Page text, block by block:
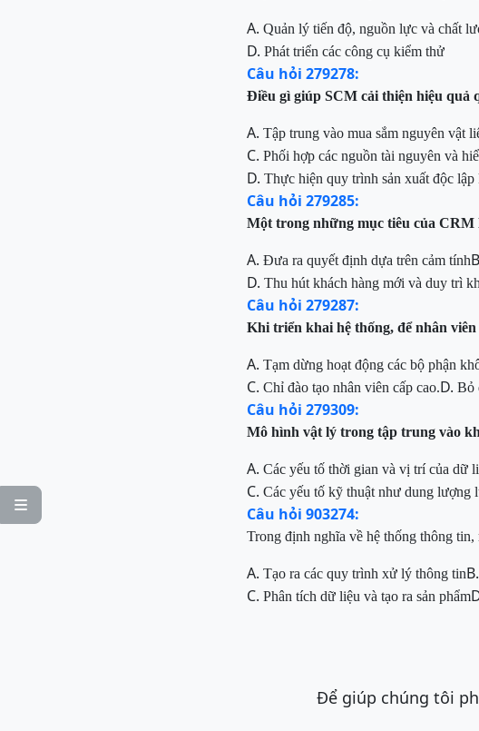

A. Quản lý tiến độ, nguồn lực và chất
D. Phát triển các công cụ kiểm thử
Câu hỏi 279278:
Điều gì giúp SCM cải thiện hiệu quả
A. Tập trung vào mua sắm nguyên vật
C. Phối hợp các nguồn tài nguyên và
D. Thực hiện quy trình sản xuất độc lập
Câu hỏi 279285:
Một trong những mục tiêu của CRM
A. Đưa ra quyết định dựa trên cảm tính
D. Thu hút khách hàng mới và duy trì
Câu hỏi 279287:
Khi triển khai hệ thống, để nhân
A. Tạm dừng hoạt động các bộ phận
C. Chỉ đào tạo nhân viên cấp cao.D. Bỏ
Câu hỏi 279309:
Mô hình vật lý trong tập trung vào
A. Các yếu tố thời gian và vị trí của dữ
C. Các yếu tố kỹ thuật như dung lượng
Câu hỏi 903274:
Trong định nghĩa về hệ thống thông tin,
A. Tạo ra các quy trình xử lý thông tinB.
C. Phân tích dữ liệu và tạo ra sản phẩm
Để giúp chúng tôi